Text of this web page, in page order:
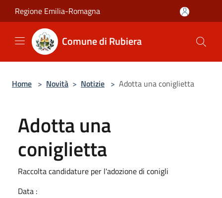
Salta al contenuto principale
Regione Emilia-Romagna
Comune di Rubiera
Home > Novità > Notizie > Adotta una coniglietta
Adotta una
coniglietta
Raccolta candidature per l'adozione di conigli
Data :